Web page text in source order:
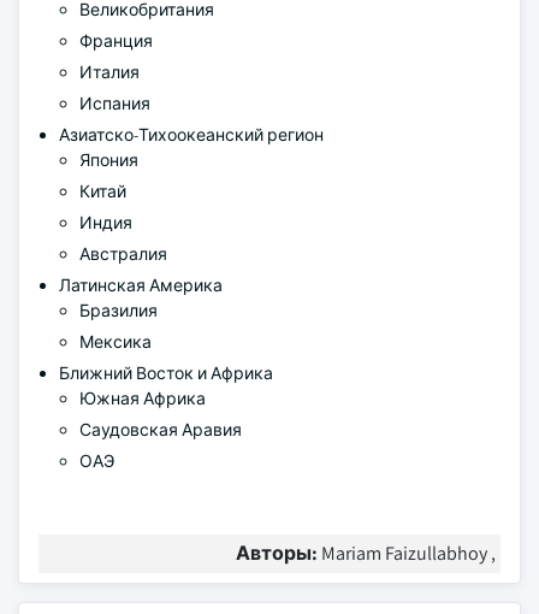
Великобритания
Франция
Италия
Испания
Азиатско-Тихоокеанский регион
Япония
Китай
Индия
Австралия
Латинская Америка
Бразилия
Мексика
Ближний Восток и Африка
Южная Африка
Саудовская Аравия
ОАЭ
Авторы: Mariam Faizullabhoy ,